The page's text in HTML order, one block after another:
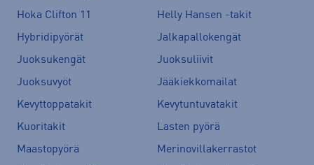
Hoka Clifton 11
Helly Hansen -takit
Hybridipyörät
Jalkapallokengät
Juoksukengät
Juoksuliivit
Juoksuvyöt
Jääkiekkomailat
Kevyttoppatakit
Kevytuntuvatakit
Kuoritakit
Lasten pyörä
Maastopyörä
Merinovillakerrastot